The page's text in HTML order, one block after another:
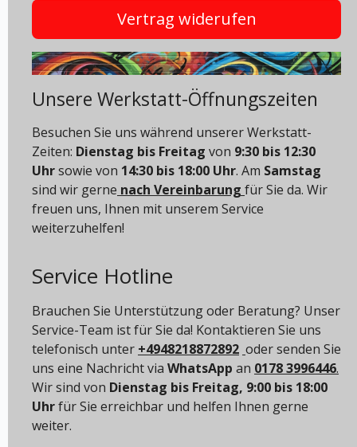
Vertrag widerufen
Unsere Werkstatt-Öffnungszeiten
Besuchen Sie uns während unserer Werkstatt-
Zeiten: Dienstag bis Freitag von 9:30 bis 12:30
Uhrsowie von 14:30 bis 18:00 Uhr. Am Samstag
sind wir gerne nach Vereinbarung für Sie da. Wir
freuen uns, Ihnen mit unserem Service
weiterzuhelfen!
Service Hotline
Brauchen Sie Unterstützung oder Beratung? Unser
Service-Team ist für Sie da! Kontaktieren Sie uns
telefonisch unter +4948218872892 oder senden Sie
uns eine Nachricht via WhatsApp an 0178 3996446.
Wir sind von Dienstag bis Freitag, 9:00 bis 18:00
Uhrfür Sie erreichbar und helfen Ihnen gerne
weiter.